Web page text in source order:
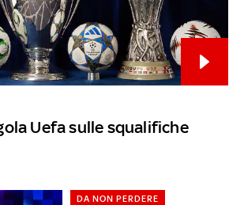
Uefa sulle squalifiche
DA NON PERDERE